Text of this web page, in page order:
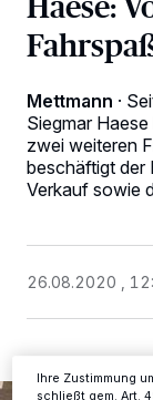
Mettmann ·
Siegmar
zwei weiteren
beschäftigt der
Verkauf sowie
26.08.2020 ,
Wir und unsere
Kennungen auf
Zwecke. Wenn
dieses Menü
ändern oder Ihre
Ihre Zustimmung
schließt gem. Art.